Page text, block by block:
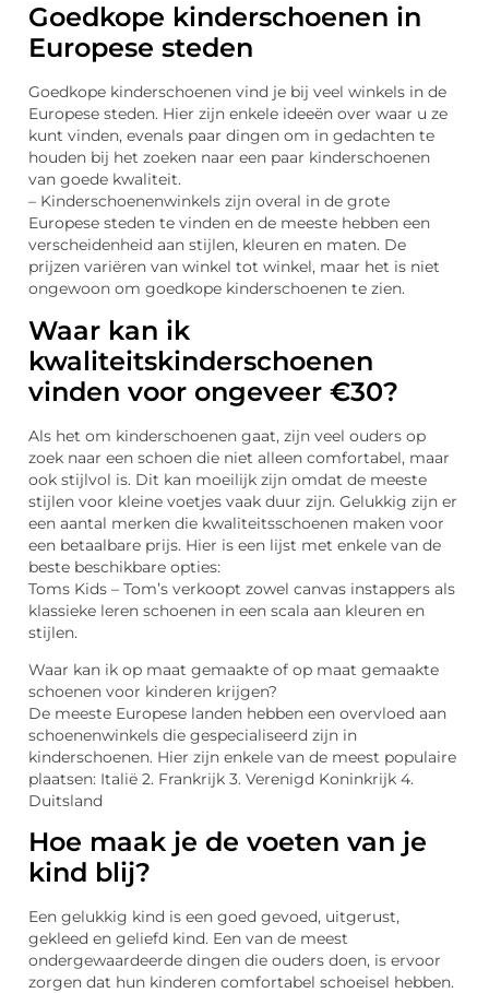
Goedkope kinderschoenen in
Europese steden
Goedkope kinderschoenen vind je bij veel winkels in de
Europese steden. Hier zijn enkele ideeën over waar u ze
kunt vinden, evenals paar dingen om in gedachten te
houden bij het zoeken naar een paar kinderschoenen
van goede kwaliteit.
– Kinderschoenenwinkels zijn overal in de grote
Europese steden te vinden en de meeste hebben een
verscheidenheid aan stijlen, kleuren en maten. De
prijzen variëren van winkel tot winkel, maar het is niet
ongewoon om goedkope kinderschoenen te zien.
Waar kan ik
kwaliteitskinderschoenen
vinden voor ongeveer €30?
Als het om kinderschoenen gaat, zijn veel ouders op
zoek naar een schoen die niet alleen comfortabel, maar
ook stijlvol is. Dit kan moeilijk zijn omdat de meeste
stijlen voor kleine voetjes vaak duur zijn. Gelukkig zijn er
een aantal merken die kwaliteitsschoenen maken voor
een betaalbare prijs. Hier is een lijst met enkele van de
beste beschikbare opties:
Toms Kids – Tom’s verkoopt zowel canvas instappers als
klassieke leren schoenen in een scala aan kleuren en
stijlen.
Waar kan ik op maat gemaakte of op maat gemaakte
schoenen voor kinderen krijgen?
De meeste Europese landen hebben een overvloed aan
schoenenwinkels die gespecialiseerd zijn in
kinderschoenen. Hier zijn enkele van de meest populaire
plaatsen: Italië 2. Frankrijk 3. Verenigd Koninkrijk 4.
Duitsland
Hoe maak je de voeten van je
kind blij?
Een gelukkig kind is een goed gevoed, uitgerust,
gekleed en geliefd kind. Een van de meest
ondergewaardeerde dingen die ouders doen, is ervoor
zorgen dat hun kinderen comfortabel schoeisel hebben.